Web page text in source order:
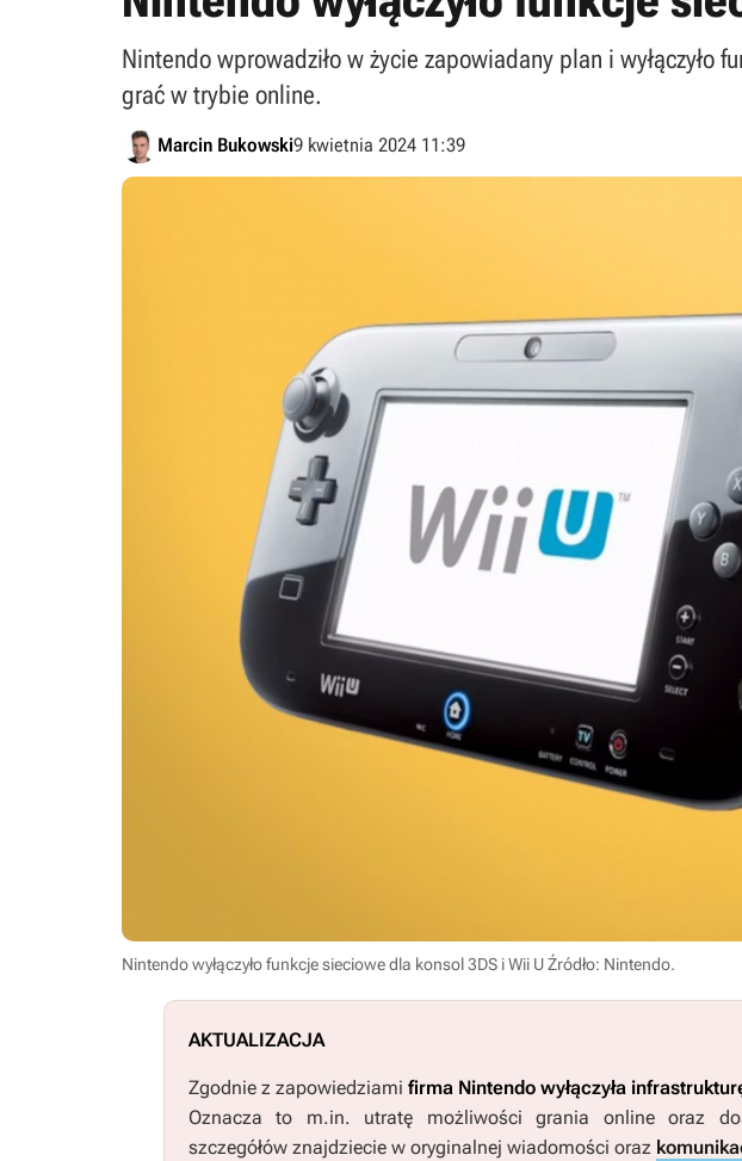
Nintendo wprowadziło w życie zapowiadany plan i wyłączyło
grać w trybie online.
Marcin Bukowski9 kwietnia 2024 11:39
Nintendo wyłączyło funkcje sieciowe dla konsol 3DS i Wii UŹródło: Nintendo.
AKTUALIZACJA
Zgodnie z zapowiedziami firma Nintendo wyłączyła
Oznacza to m.in. utratę możliwości grania online oraz
szczegółów znajdziecie w oryginalnej wiadomości oraz